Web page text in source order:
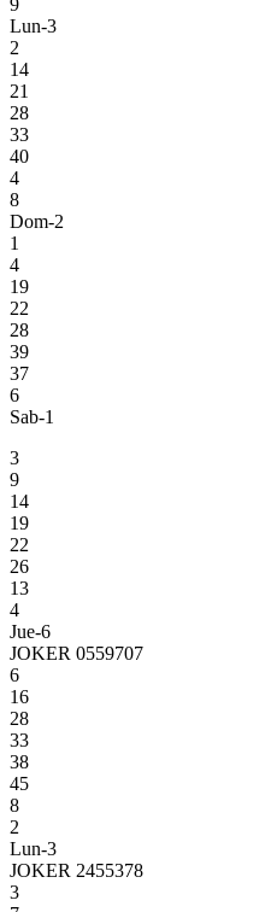
Lun-3
2
14
21
28
33
40
4
8
Dom-2
1
4
19
22
28
39
37
6
Sab-1
3
9
14
19
22
26
13
4
Jue-6
JOKER 0559707
6
16
28
33
38
45
8
2
Lun-3
JOKER 2455378
3